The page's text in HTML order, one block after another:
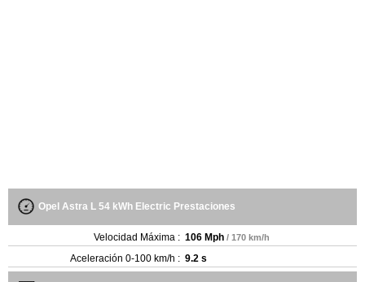
Opel Astra L 54 kWh Electric Prestaciones
Velocidad Máxima : 106 Mph / 170 km/h
Aceleración 0-100 km/h : 9.2 s